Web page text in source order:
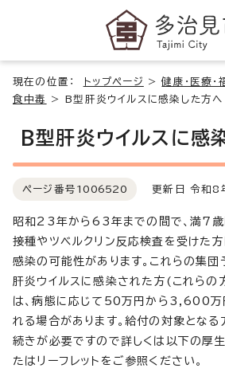
現在の位置： トップページ >健康・医療・
食中毒
> B型肝炎ウイルスに感染した方へ
B型肝炎ウイルスに感
ページ番号 1006520 更新日 令和8
昭和23年から63年までの間で、満7歳
接種やツベルクリン反応検査を受けた方
感染の可能性があります。これらの集
肝炎ウイルスに感染された方(これらの
は、病態に応じて50万円から3,600万
れる場合があります。給付の対象となる
続きが必要ですので詳しくは以下の厚
たはリーフレットをご参照ください。